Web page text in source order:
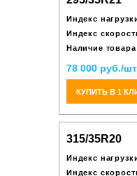
Индекс
Индекс
Наличие
78 000 руб./
КУПИТЬ В 1
315/35R20
Индекс
Индекс